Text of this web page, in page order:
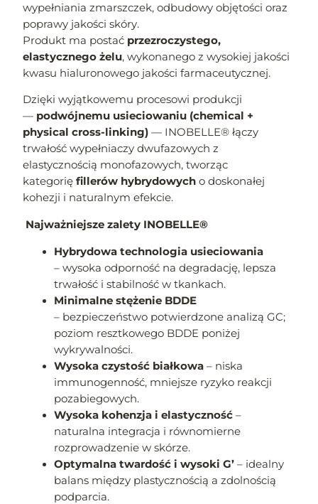
wypełniania zmarszczek, odbudowy objętości oraz
poprawy jakości skóry.
Produkt ma postać przezroczystego,
elastycznego żelu, wykonanego z wysokiej jakości
kwasu hialuronowego jakości farmaceutycznej.
Dzięki wyjątkowemu procesowi produkcji
— podwójnemu usieciowaniu (chemical +
physical cross-linking) — INOBELLE® łączy
trwałość wypełniaczy dwufazowych z
elastycznością monofazowych, tworząc
kategorięfillerów hybrydowych o doskonałej
kohezji i naturalnym efekcie.
Najważniejsze zalety INOBELLE®
Hybrydowa technologia usieciowania
– wysoka odporność na degradację, lepsza
trwałość i stabilność w tkankach.
Minimalne stężenie BDDE
– bezpieczeństwo potwierdzone analizą GC;
poziom resztkowego BDDE poniżej
wykrywalności.
Wysoka czystość białkowa – niska
immunogenność, mniejsze ryzyko reakcji
pozabiegowych.
Wysoka kohenzja i elastyczność –
naturalna integracja i równomierne
rozprowadzenie w skórze.
Optymalna twardość i wysoki G’ – idealny
balans między plastycznością a zdolnością
podparcia.